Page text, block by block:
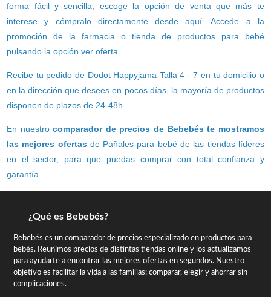
forma fácil y sencilla, escoge la opción de venta que más te
interese y cómpralo directamente desde aquí. Accede a la
promoción de la farmacia o tienda de productos para bebé
pulsando la opción ver oferta.
Recibe tu pedido de Dodot Happyjama Talla 4 - 7 en tu domicilio o
en la dirección que desees en pocos días, la mayoría de productos
disponen de plazos de 24-48h.
En nuestrocomparador de precios de Bebebés te mostramos
las mejores ofertasde Pañales para bebé de las tiendas líderes
en el sector, para que puedas comprar con total confianza y
garantía.
¿Qué es Bebebés?
Bebebés es un comparador de precios especializado en productos para
bebés. Reunimos precios de distintas tiendas online y los actualizamos
para ayudarte a encontrar las mejores ofertas en segundos. Nuestro
objetivo es facilitar la vida a las familias: comparar, elegir y ahorrar sin
complicaciones.